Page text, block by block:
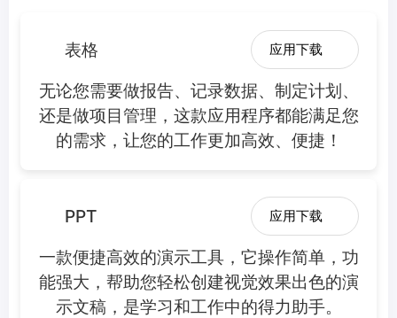
表格 应用下载
无论您需要做报告、记录数据、制定计划、
还是做项目管理，这款应用程序都能满足您
的需求，让您的工作更加高效、便捷！
PPT 应用下载
一款便捷高效的演示工具，它操作简单，功
能强大，帮助您轻松创建视觉效果出色的演
示文稿，是学习和工作中的得力助手。